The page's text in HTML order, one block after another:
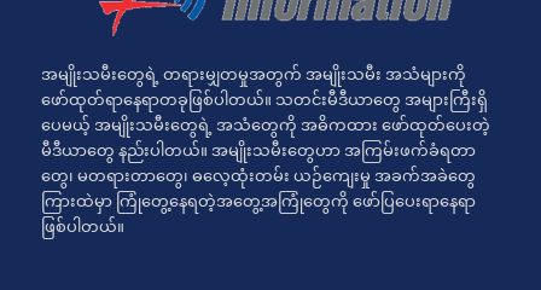
အမျိုးသမီးတွေရဲ့ တရားမျှတမှုအတွက် အမျိုးသမီး အသံများကို
ဖော်ထုတ်ရာနေရာတခုဖြစ်ပါတယ်။ သတင်းမီဒီယာတွေ အများကြီးရှိ
ပေမယ့် အမျိုးသမီးတွေရဲ့ အသံတွေကို အဓိကထား ဖော်ထုတ်ပေးတဲ့
မီဒီယာတွေ နည်းပါတယ်။ အမျိုးသမီးတွေဟာ အကြမ်းဖက်ခံရတာ
တွေ၊ မတရားတာတွေ၊ ဓလေ့ထုံးတမ်း ယဉ်ကျေးမှု အခက်အခဲတွေ
ကြားထဲမှာ ကြုံတွေ့နေရတဲ့အတွေ့အကြုံတွေကို ဖော်ပြပေးရာနေရာ
ဖြစ်ပါတယ်။